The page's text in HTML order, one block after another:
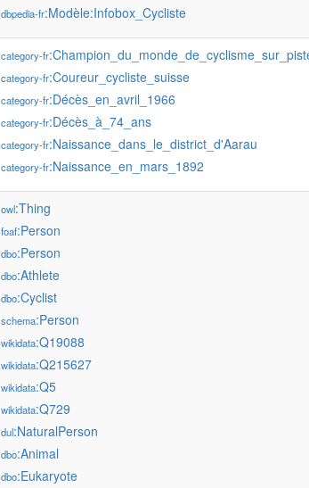
dbpedia-fr:Modèle:Infobox_Cycliste
category-fr
category-fr:Coureur_cycliste_suisse
category-fr:Décès_en_avril_1966
category-fr:Décès_à_74_ans
category-fr:Naissance_dans_le_district_d'Aarau
category-fr:Naissance_en_mars_1892
owl:Thing
foaf:Person
dbo:Person
dbo:Athlete
dbo:Cyclist
schema:Person
wikidata:Q19088
wikidata:Q215627
wikidata:Q5
wikidata:Q729
dul:NaturalPerson
dbo:Animal
dbo:Eukaryote